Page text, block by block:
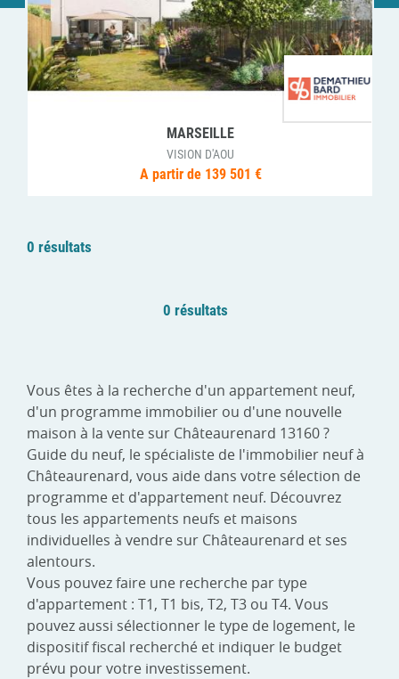
MARSEILLE
VISION D'AOU
A partir de 139 501 €
0 résultats
0 résultats
Vous êtes à la recherche d'un appartement neuf,
d'un programme immobilier ou d'une nouvelle
maison à la vente sur Châteaurenard 13160 ?
Guide du neuf, le spécialiste de l'immobilier neuf à
Châteaurenard, vous aide dans votre sélection de
programme et d'appartement neuf. Découvrez
tous les appartements neufs et maisons
individuelles à vendre sur Châteaurenard et ses
alentours.
Vous pouvez faire une recherche par type
d'appartement : T1, T1 bis, T2, T3 ou T4. Vous
pouvez aussi sélectionner le type de logement, le
dispositif fiscal recherché et indiquer le budget
prévu pour votre investissement.